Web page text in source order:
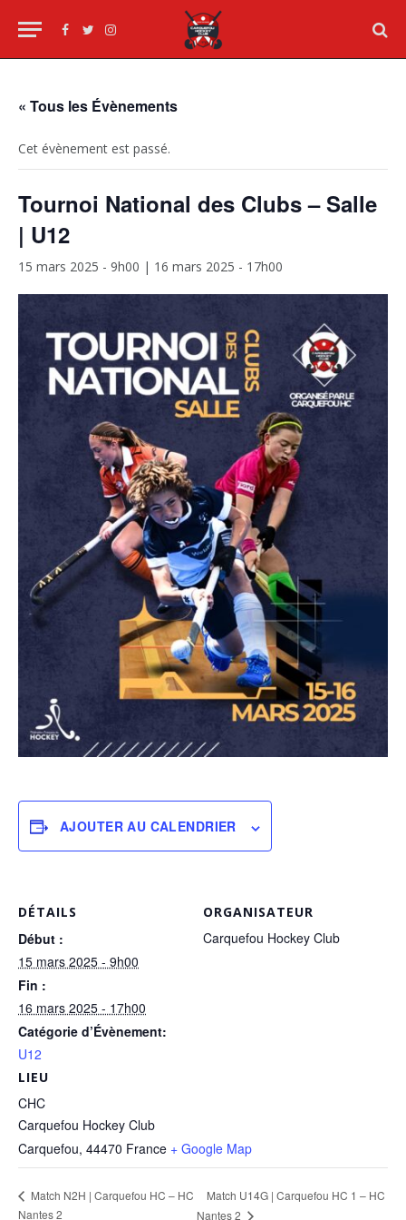
Facebook
TwitterInstagram
« Tous les Évènements
Cet évènement est passé.
Tournoi National des Clubs – Salle
| U12
15 mars 2025 - 9h00 | 16 mars 2025 - 17h00
AJOUTER AU CALENDRIER
DÉTAILS
Début :
15 mars 2025 - 9h00
Fin :
16 mars 2025 - 17h00
Catégorie d’Évènement:
U12
LIEU
CHC
Carquefou Hockey Club
Carquefou, 44470 France + Google Map
ORGANISATEUR
Carquefou Hockey Club
Match N2H | Carquefou HC – HC
Nantes 2
Match U14G | Carquefou HC 1 – HC
Nantes 2